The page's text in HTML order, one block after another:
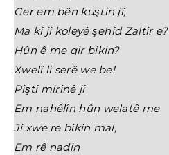
Ger em bên kuştin jî,
Ma kî ji koleyê şehîd Zaltir e?
Hûn ê me qir bikin?
Xwelî li serê we be!
Piştî mirinê jî
Em nahêlîn hûn welatê me
Ji xwe re bikin mal,
Em rê nadin